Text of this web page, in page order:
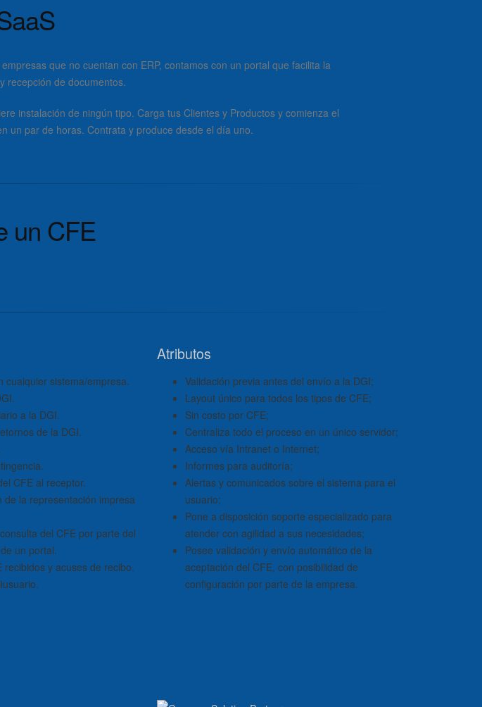
que no cuentan con ERP, contamos con un portal que facilita la
recepción de documentos.
instalación de ningún tipo. Carga tus Clientes y Productos y comienza el
un par de horas. Contrata y produce desde el día uno.
un CFE
cualquier sistema/empresa.
a la DGI.
de la DGI.
CFE al receptor.
de la representación impresa
del CFE por parte del
un portal.
recibidos y acuses de recibo.
Atributos
Validación previa antes del envío a la DGI;
Layout único para todos los tipos de CFE;
Sin costo por CFE;
Centraliza todo el proceso en un único servidor;
Acceso vía Intranet o Internet;
Informes para auditoría;
Alertas y comunicados sobre el sistema para el
usuario;
Pone a disposición soporte especializado para
atender con agilidad a sus necesidades;
Posee validación y envío automático de la
aceptación del CFE, con posibilidad de
configuración por parte de la empresa.